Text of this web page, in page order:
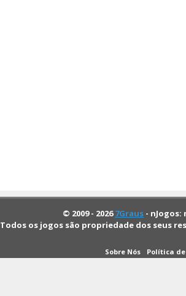
© 2009 - 20267Graus -
Todos os jogos são propriedade dos seus
Sobre Nós Política